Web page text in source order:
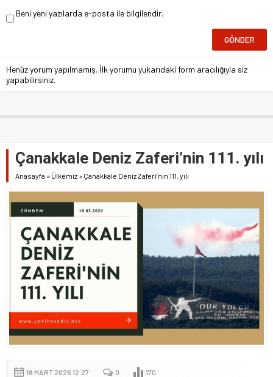
Beni yeni yazılarda e-posta ile bilgilendir.
Henüz yorum yapılmamış. İlk yorumu yukarıdaki form aracılığıyla siz
yapabilirsiniz.
Çanakkale Deniz Zaferi’nin 111. yılı
Anasayfa » Ülkemiz » Çanakkale Deniz Zaferi’nin 111. yılı
18 MART 2026 12:27 0 170